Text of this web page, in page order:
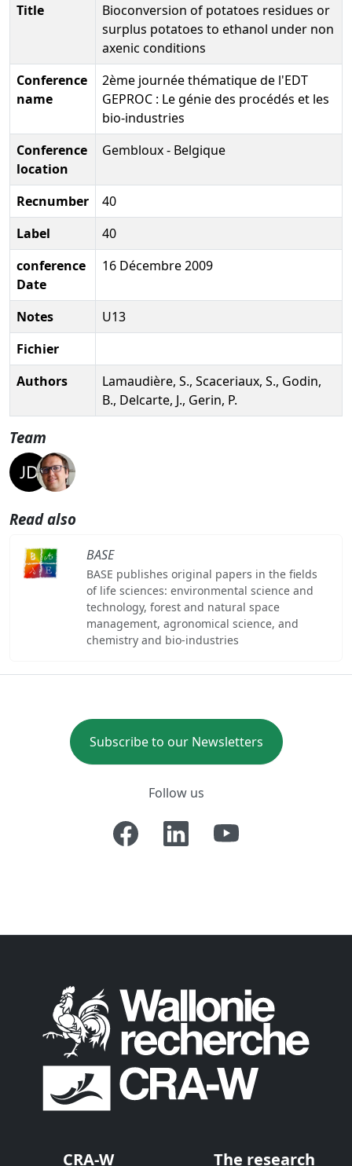
Title
Bioconversion of potatoes residues or
surplus potatoes to ethanol under non
axenic conditions
Conference
name
2ème journée thématique de l'EDT
GEPROC : Le génie des procédés et les
bio-industries
Conference
location
Gembloux - Belgique
Recnumber
40
Label
40
conference
Date
16 Décembre 2009
Notes
U13
Fichier
Authors
Lamaudière, S., Scaceriaux, S., Godin,
B., Delcarte, J., Gerin, P.
Team
Read also
BASE
BASE publishes original papers in the fields
of life sciences: environmental science and
technology, forest and natural space
management, agronomical science, and
chemistry and bio-industries
Subscribe to our Newsletters
Follow us
CRA-W The research